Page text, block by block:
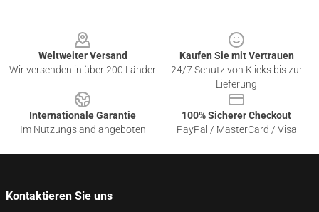
Weltweiter Versand
Wir versenden in über 200 Länder
Kaufen Sie mit Vertrauen
24/7 Schutz von Klicks bis zur
Lieferung
Internationale Garantie
Im Nutzungsland angeboten
100% Sicherer Checkout
PayPal / MasterCard / Visa
Kontaktieren Sie uns